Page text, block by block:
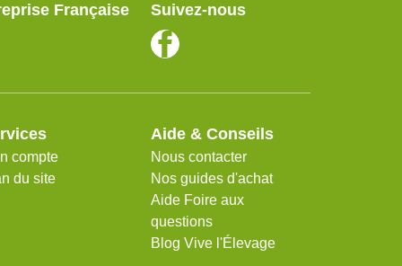
Française Suivez-nous
compte
du site
Aide & Conseils
Nous contacter
Nos guides d'achat
Aide Foire aux
questions
Blog Vive l'Élevage